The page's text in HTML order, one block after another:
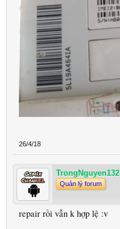
26/4/18
TrongNguyen132
Quản lý forum
repair rồi vẫn k hợp lệ :v